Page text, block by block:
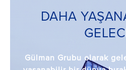
DAHA
Gülman Grubu olarak